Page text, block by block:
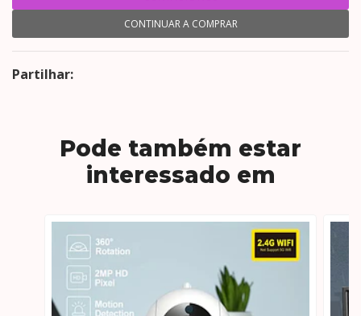
CONTINUAR A COMPRAR
Partilhar:
Pode também estar
interessado em